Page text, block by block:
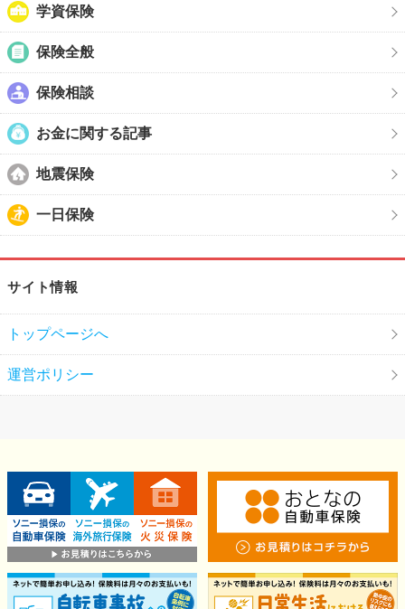
学資保険
保険全般
保険相談
お金に関する記事
地震保険
一日保険
サイト情報
トップページへ
運営ポリシー